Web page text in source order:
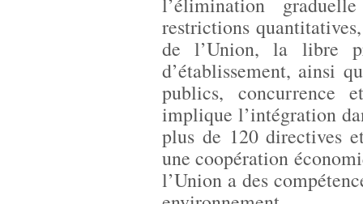
restrictions
de l’Union, la libre
d’établissement, ainsi
publics, concurrence
implique l’intégration
plus de 120 directives
une coopération
l’Union a des